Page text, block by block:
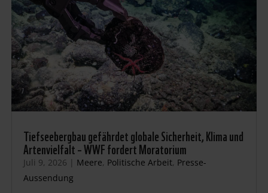
Tiefseebergbau gefährdet globale Sicherheit, Klima und
Artenvielfalt – WWF fordert Moratorium
Juli 9, 2026 | Meere, Politische Arbeit, Presse-
Aussendung